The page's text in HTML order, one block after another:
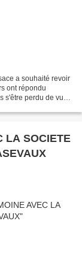
a souhaité revoir
ont répondu
s'être perdu de vue
LA SOCIETE